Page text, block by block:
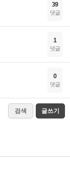
39
댓글
1
댓글
0
댓글
검색 글쓰기